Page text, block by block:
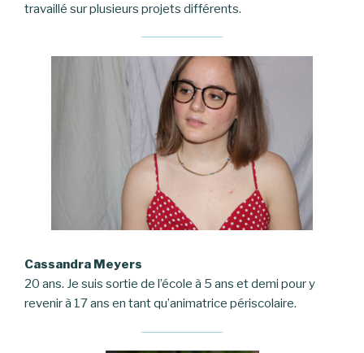
travaillé sur plusieurs projets différents.
Cassandra Meyers
20 ans. Je suis sortie de l’école à 5 ans et demi pour y
revenir à 17 ans en tant qu’animatrice périscolaire.